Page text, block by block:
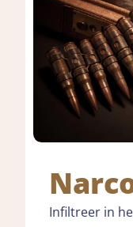
Infiltreer in